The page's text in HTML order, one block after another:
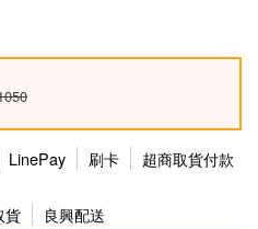
LinePay 刷卡 超商取貨付款
貨
良興配送